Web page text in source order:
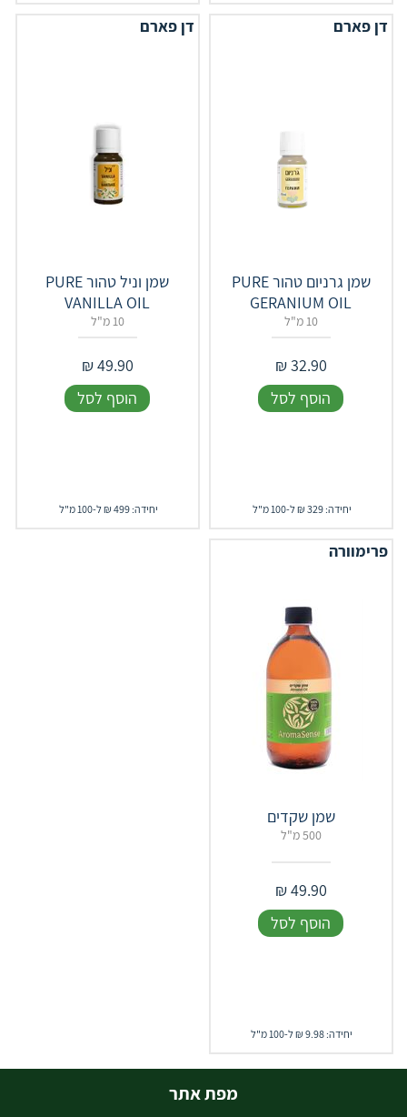
דן פארם
‎שמן גרניום טהור PURE
GERANIUM OIL
10 מ"ל
32.90
₪
הוסף לסל
יחידה: 329 ₪ ל-100 מ"ל
דן פארם
‎שמן וניל טהור PURE
VANILLA OIL
10 מ"ל
49.90
₪
הוסף לסל
יחידה: 499 ₪ ל-100 מ"ל
פרימוורה
שמן שקדים
500 מ"ל
49.90
₪
הוסף לסל
יחידה: 9.98 ₪ ל-100 מ"ל
מפת אתר